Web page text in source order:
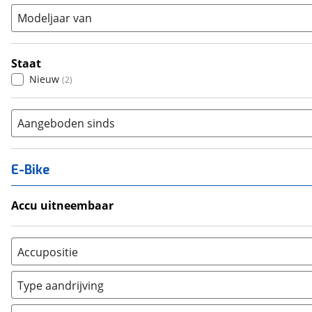
Modeljaar van
Staat
Nieuw (2)
Aangeboden sinds
E-Bike
Accu uitneembaar
Nee, vast (0)
Accupositie
Bagagedrager (0)
Frame (0 )
Type aandrijving
Achterwiel (0)